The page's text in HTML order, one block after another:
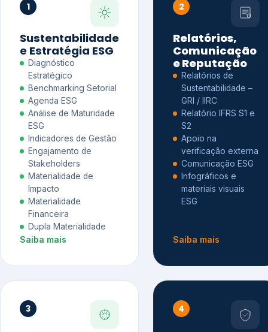
1
Sustentabilidade
e Estratégia ESG
Diagnóstico
Estratégico
Benchmarking Setorial
Agenda ESG
Análise de Maturidade
ESG
Indicadores de Gestão
Engajamento de
Stakeholders
Materialidade de
Impacto
Materialidade
Financeira
Dupla Materialidade
Saiba mais
2
Relatórios,
Comunicação
e Reputação
Relatórios de
Sustentabilidade –
GRI / IIRC
Relatório IFRS S1 e
S2
Apoio na
verificação externa
Comunicação ESG
Infográficos e
materiais visuais
ESG
Saiba mais
3 4